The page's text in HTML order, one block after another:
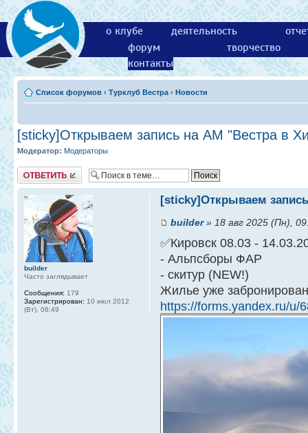
о клубе деятельность
форум
творчество
контакты
Список форумов ‹ Турклуб Вестра ‹ Новости
[sticky]Открываем запись на АМ "Вестра в
Модератор: Модераторы
Ответить
[sticky]Открываем
builder» 18 авг 2025 (Пн),
✅Кировск 08.03 -
- Альпсборы ФАР
- скитур (NEW!)
Жилье уже
https://forms.yandex.ru/u/
builder
Часто заглядывает
Сообщения: 179
Зарегистрирован: 10 июл 2012
(Вт), 06:49